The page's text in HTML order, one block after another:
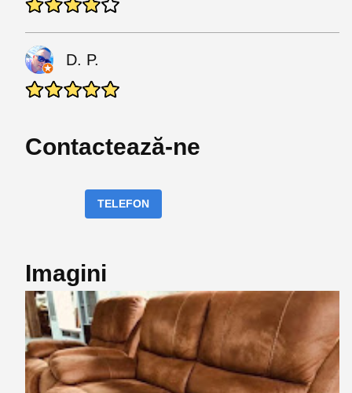
D. P.
Contactează-ne
TELEFON
Imagini